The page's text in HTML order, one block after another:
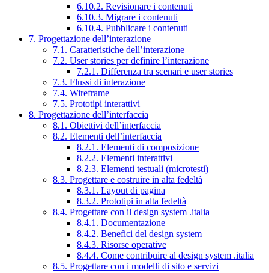
6.10.2. Revisionare i contenuti
6.10.3. Migrare i contenuti
6.10.4. Pubblicare i contenuti
7. Progettazione dell’interazione
7.1. Caratteristiche dell’interazione
7.2. User stories per definire l’interazione
7.2.1. Differenza tra scenari e user stories
7.3. Flussi di interazione
7.4. Wireframe
7.5. Prototipi interattivi
8. Progettazione dell’interfaccia
8.1. Obiettivi dell’interfaccia
8.2. Elementi dell’interfaccia
8.2.1. Elementi di composizione
8.2.2. Elementi interattivi
8.2.3. Elementi testuali (microtesti)
8.3. Progettare e costruire in alta fedeltà
8.3.1. Layout di pagina
8.3.2. Prototipi in alta fedeltà
8.4. Progettare con il design system .italia
8.4.1. Documentazione
8.4.2. Benefici del design system
8.4.3. Risorse operative
8.4.4. Come contribuire al design system .italia
8.5. Progettare con i modelli di sito e servizi